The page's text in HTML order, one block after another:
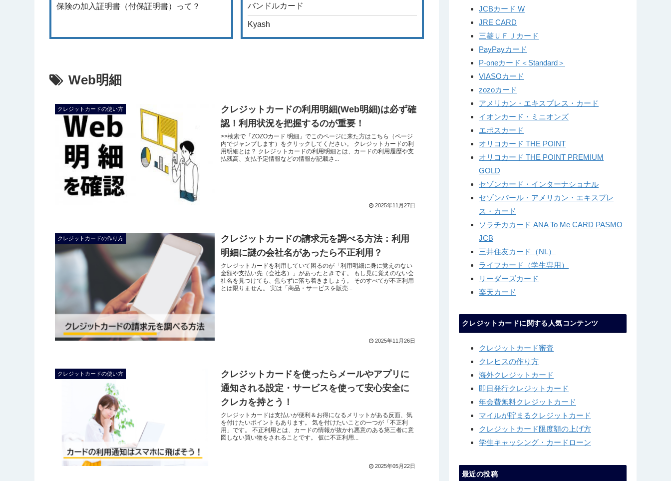
保険の加入証明書（付保証明書）って？ バンドルカード
Kyash
Web明細
クレジットカードの使い方
クレジットカードの利用明細(Web明細)は必ず確
認！利用状況を把握するのが重要！
>>検索で「ZOZOカード 明細」でこのページに来た方はこちら（ページ
内でジャンプします）をクリックしてください。 クレジットカードの利
用明細とは？ クレジットカードの利用明細とは、カードの利用履歴や支
払残高、支払予定情報などの情報が記載さ...
2025年11月27日
クレジットカードの作り方
クレジットカードの請求元を調べる方法：利用
明細に謎の会社名があったら不正利用？
クレジットカードを利用していて困るのが「利用明細に身に覚えのない
金額や支払い先（会社名）」があったときです。 もし見に覚えのない会
社名を見つけても、焦らずに落ち着きましょう。 そのすべてが不正利用
とは限りません。 実は「商品・サービスを販売...
2025年11月26日
クレジットカードの使い方
クレジットカードを使ったらメールやアプリに
通知される設定・サービスを使って安心安全に
クレカを持とう！
クレジットカードは支払いが便利＆お得になるメリットがある反面、気
を付けたいポイントもあります。 気を付けたいことの一つが「不正利
用」です。 不正利用とは、カードの情報が抜かれ悪意のある第三者に意
図しない買い物をされることです。 仮に不正利用...
2025年05月22日
JCBカード W
JRE CARD
三菱ＵＦＪカード
PayPayカード
P-oneカード＜Standard＞
VIASOカード
zozoカード
アメリカン・エキスプレス・カード
イオンカード・ミニオンズ
エポスカード
オリコカード THE POINT
オリコカード THE POINT PREMIUM
GOLD
セゾンカード・インターナショナル
セゾンパール・アメリカン・エキスプレ
ス・カード
ソラチカカード ANA To Me CARD PASMO
JCB
三井住友カード（NL）
ライフカード（学生専用）
リーダーズカード
楽天カード
クレジットカードに関する人気コンテンツ
クレジットカード審査
クレヒスの作り方
海外クレジットカード
即日発行クレジットカード
年会費無料クレジットカード
マイルが貯まるクレジットカード
クレジットカード限度額の上げ方
学生キャッシング・カードローン
最近の投稿